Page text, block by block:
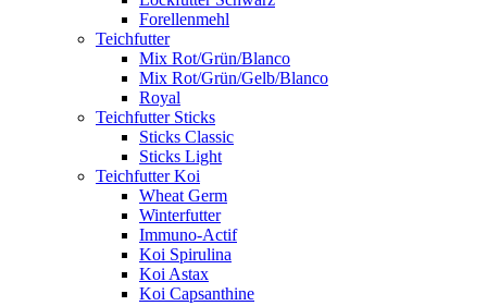
Forellenmehl
Teichfutter
Mix Rot/Grün/Blanco
Mix Rot/Grün/Gelb/Blanco
Royal
Teichfutter Sticks
Sticks Classic
Sticks Light
Teichfutter Koi
Wheat Germ
Winterfutter
Immuno-Actif
Koi Spirulina
Koi Astax
Koi Capsanthine